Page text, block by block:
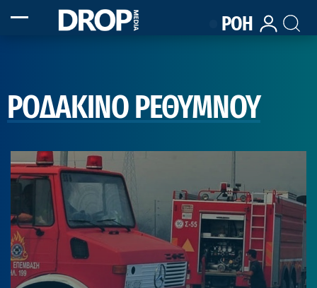
ΡΟΗ
ΡΟΔΑΚΙΝΟ ΡΕΘΥΜΝΟΥ